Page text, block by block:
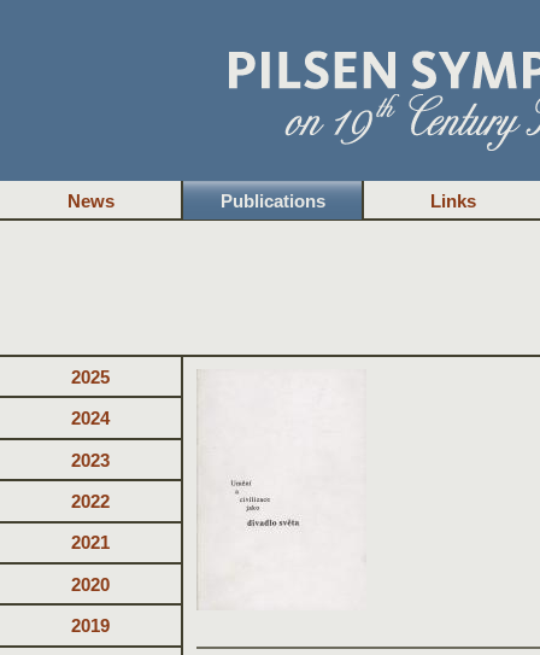
News Publications Links
2025
2024
2023
2022
2021
2020
2019